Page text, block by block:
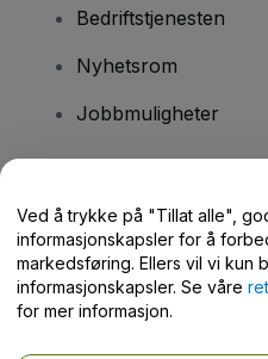
Bedriftstjenesten
Nyhetsrom
Jobbmuligheter
Hjelpesenter /
Ved å trykke på "Tillat alle",
informasjonskapsler for å
markedsføring. Ellers vil vi kun
informasjonskapsler. Se våre
for mer informasjon.